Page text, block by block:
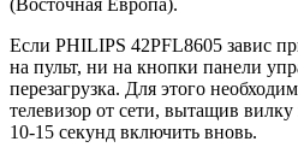
(Восточная Европа).
Если PHILIPS 42PFL8605 завис
на пульт, ни на кнопки панели
перезагрузка. Для этого
телевизор от сети, вытащив
10-15 секунд включить вновь.